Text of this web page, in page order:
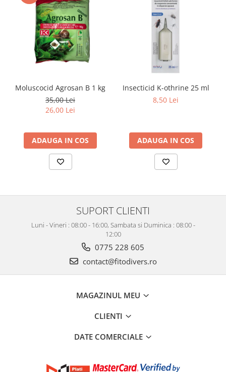
Moluscocid Agrosan B 1 kg
35,00 Lei
26,00 Lei
ADAUGA IN COS
Insecticid K-othrine 25 ml
8,50 Lei
ADAUGA IN COS
SUPORT CLIENTI
Luni - Vineri : 08:00 - 16:00, Sambata si Duminica : 08:00 -
12:00
0775 228 605
contact@fitodivers.ro
MAGAZINUL MEU
CLIENTI
DATE COMERCIALE